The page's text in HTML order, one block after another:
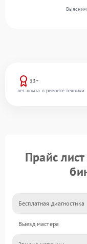
13+
лет опыта в ремонте техники
Выясним
Прайс
Бесплатная диагностика
Выезд мастера